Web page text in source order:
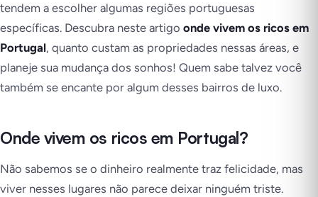
tendem a escolher algumas regiões portuguesas
específicas. Descubra neste artigo onde vivem os ricos em
Portugal, quanto custam as propriedades nessas áreas, e
planeje sua mudança dos sonhos! Quem sabe talvez você
também se encante por algum desses bairros de luxo.
Onde vivem os ricos em Portugal?
Não sabemos se o dinheiro realmente traz felicidade, mas
viver nesses lugares não parece deixar ninguém triste.